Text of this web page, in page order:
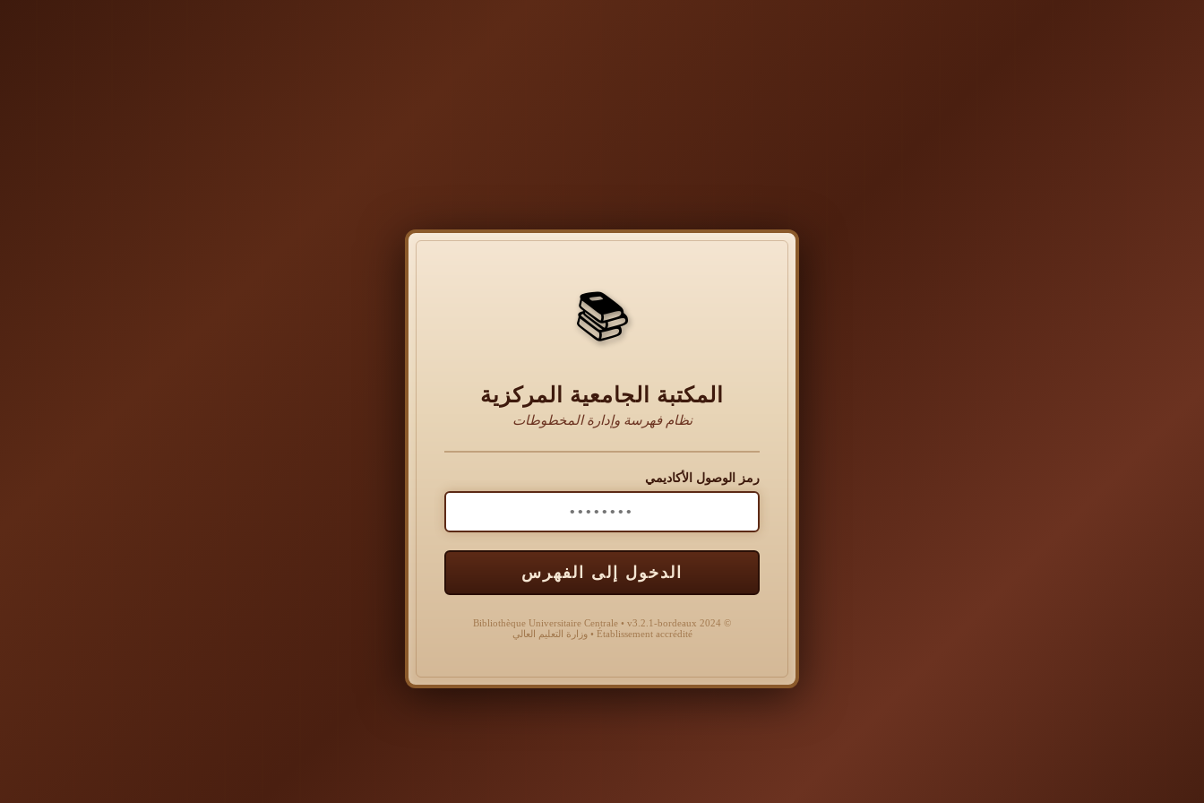
📚
المكتبة الجامعية المركزية
نظام فهرسة وإدارة المخطوطات
رمز الوصول الأكاديمي
الدخول إلى الفهرس
© 2024 Bibliothèque Universitaire Centrale • v3.2.1-bordeaux
Établissement accrédité • وزارة التعليم العالي